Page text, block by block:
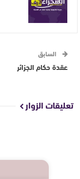
السابق
عقدة حكام الجزائر
تعليقات الزوار